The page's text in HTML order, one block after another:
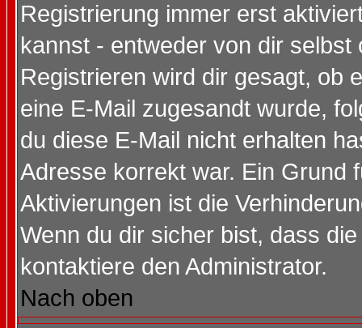
Registrierung immer erst
kannst - entweder von dir selbst
Registrieren wird dir gesagt, ob
eine E-Mail zugesandt wurde,
du diese E-Mail nicht erhalten
Adresse korrekt war. Ein Grund
Aktivierungen ist die
Wenn du dir sicher bist, dass
kontaktiere den Administrator.
Nach oben